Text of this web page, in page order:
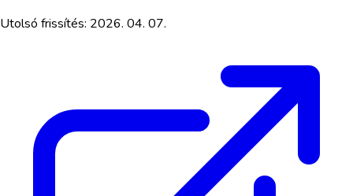
Utolsó frissítés: 2026. 04. 07.